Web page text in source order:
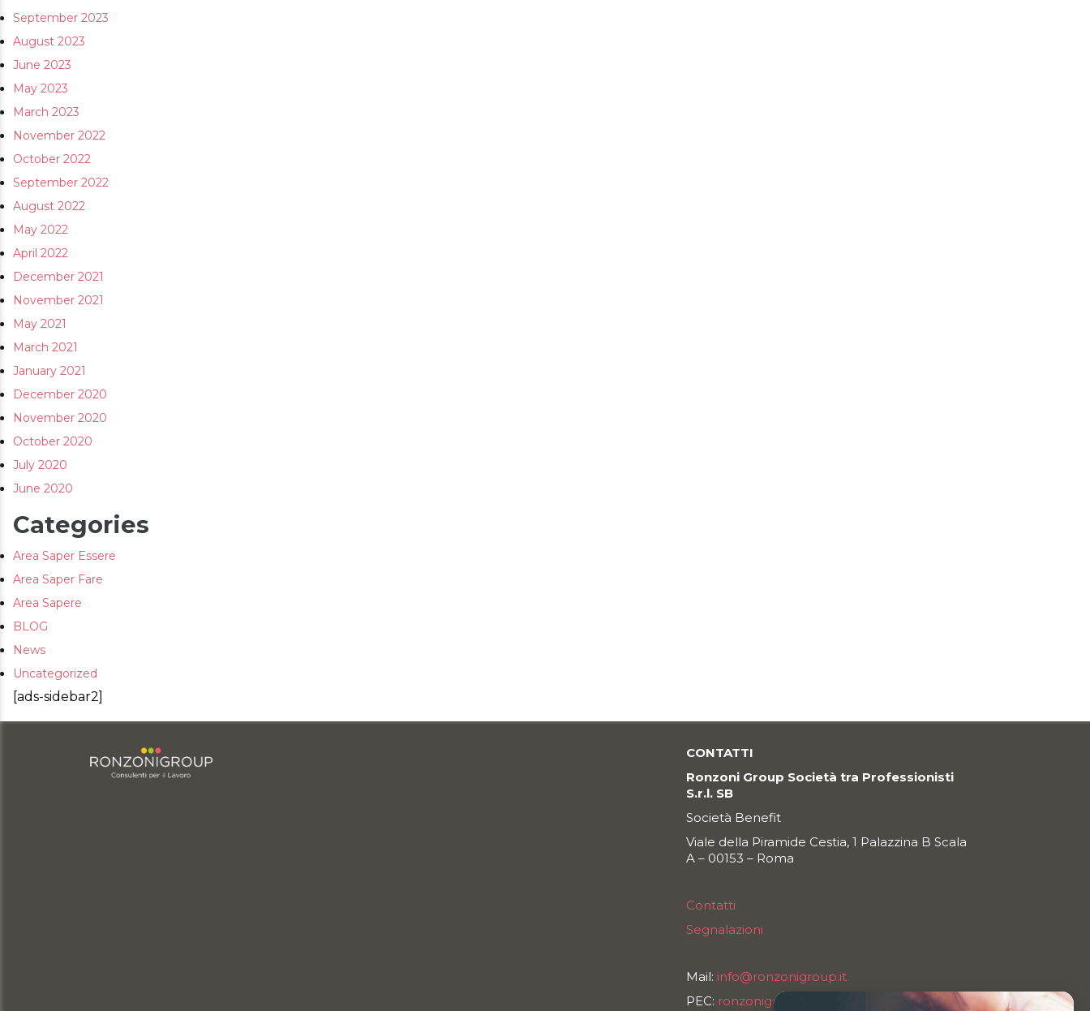
September 2023
August 2023
June 2023
May 2023
March 2023
November 2022
October 2022
September 2022
August 2022
May 2022
April 2022
December 2021
November 2021
May 2021
March 2021
January 2021
December 2020
November 2020
October 2020
July 2020
June 2020
Categories
Area Saper Essere
Area Saper Fare
Area Sapere
BLOG
News
Uncategorized
[ads-sidebar2]
CONTATTI
Ronzoni Group Società tra Professionisti
S.r.l. SB
Società Benefit
Viale della Piramide Cestia, 1 Palazzina B Scala
A – 00153 – Roma
Contatti
Segnalazioni
Mail: info@ronzonigroup.it
PEC: ronzonigroupsrl@legalmail.it